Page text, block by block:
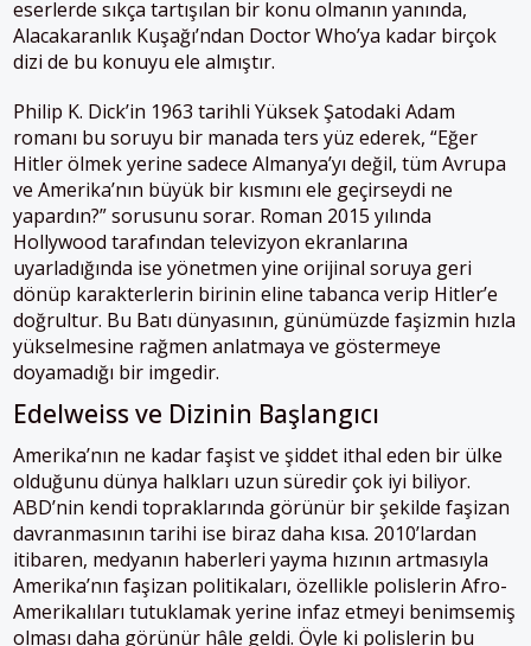
eserlerde sıkça tartışılan bir konu olmanın yanında,
Alacakaranlık Kuşağı’ndan Doctor Who’ya kadar birçok
dizi de bu konuyu ele almıştır.
Philip K. Dick’in 1963 tarihli Yüksek Şatodaki Adam
romanı bu soruyu bir manada ters yüz ederek, “Eğer
Hitler ölmek yerine sadece Almanya’yı değil, tüm Avrupa
ve Amerika’nın büyük bir kısmını ele geçirseydi ne
yapardın?” sorusunu sorar. Roman 2015 yılında
Hollywood tarafından televizyon ekranlarına
uyarladığında ise yönetmen yine orijinal soruya geri
dönüp karakterlerin birinin eline tabanca verip Hitler’e
doğrultur. Bu Batı dünyasının, günümüzde faşizmin hızla
yükselmesine rağmen anlatmaya ve göstermeye
doyamadığı bir imgedir.
Edelweiss ve Dizinin Başlangıcı
Amerika’nın ne kadar faşist ve şiddet ithal eden bir ülke
olduğunu dünya halkları uzun süredir çok iyi biliyor.
ABD’nin kendi topraklarında görünür bir şekilde faşizan
davranmasının tarihi ise biraz daha kısa. 2010’lardan
itibaren, medyanın haberleri yayma hızının artmasıyla
Amerika’nın faşizan politikaları, özellikle polislerin Afro-
Amerikalıları tutuklamak yerine infaz etmeyi benimsemiş
olması daha görünür hâle geldi. Öyle ki polislerin bu